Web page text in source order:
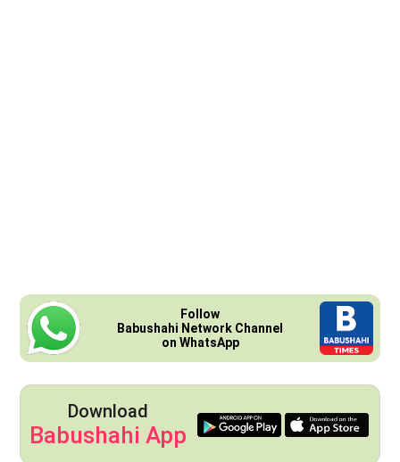
Follow
Babushahi Network Channel
on WhatsApp
Download
Babushahi App